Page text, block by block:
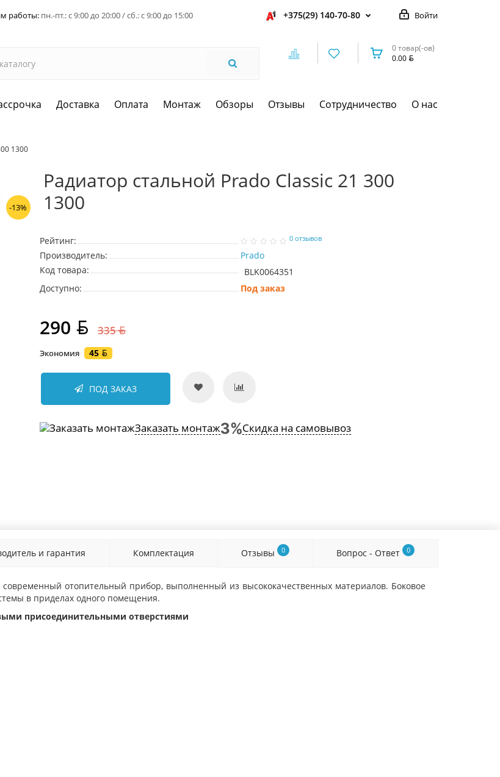
работы: пн.-пт.: с 9:00 до 20:00 / сб.: с 9:00 до 15:00 Войти
+375(29) 140-70-80
0 товар(-ов)
0.00
Доставка Оплата Монтаж Обзоры Отзывы Сотрудничество О нас
1300
-13%
Радиатор стальной Prado Classic 21 300
1300
Рейтинг: 0 отзывов
Производитель:
Prado
Код товара:
BLK0064351
Доступно:
Под заказ
290 335
Экономия 45
ПОД ЗАКАЗ
Заказать монтаж Скидка на самовывоз
и гарантия Комплектация Отзывы 0 Вопрос - Ответ 0
современный отопительный прибор, выполненный из высококачественных материалов. Боковое
в приделах одного помещения.
присоединительными отверстиями